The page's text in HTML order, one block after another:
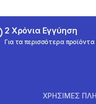
2 Χρόνια Εγγύηση
Για τα περισσότερα
ΧΡΗΣΙΜΕΣ